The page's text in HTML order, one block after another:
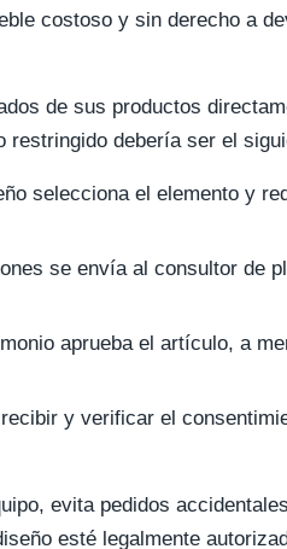
costoso y sin derecho a
de sus productos
restringido debería ser el
selecciona el elemento y
se envía al consultor de
aprueba el artículo, a
y verificar el
evita pedidos
esté legalmente